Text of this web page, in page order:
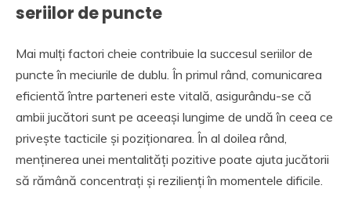
seriilor de puncte
Mai mulți factori cheie contribuie la succesul seriilor de
puncte în meciurile de dublu. În primul rând, comunicarea
eficientă între parteneri este vitală, asigurându-se că
ambii jucători sunt pe aceeași lungime de undă în ceea ce
privește tacticile și poziționarea. În al doilea rând,
menținerea unei mentalități pozitive poate ajuta jucătorii
să rămână concentrați și rezilienți în momentele dificile.